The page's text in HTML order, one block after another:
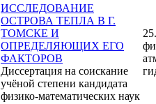
ИССЛЕДОВАНИЕ
ОСТРОВА ТЕПЛА В Г.
ТОМСКЕ И
ОПРЕДЕЛЯЮЩИХ ЕГО
ФАКТОРОВ
Диссертация на соискание
учёной степени кандидата
физико-математических наук